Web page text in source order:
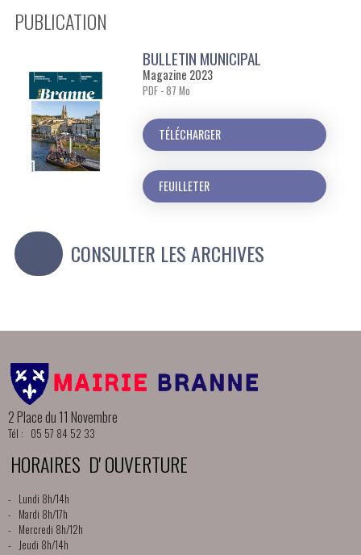
PUBLICATION
BULLETIN MUNICIPAL
Magazine 2023
PDF - 87 Mo
TÉLÉCHARGER
FEUILLETER
CONSULTER LES ARCHIVES
2 Place du 11 Novembre
Tél : 05 57 84 52 33
HORAIRES D' OUVERTURE
- Lundi 8h/14h
- Mardi 8h/17h
- Mercredi 8h/12h
- Jeudi 8h/14h